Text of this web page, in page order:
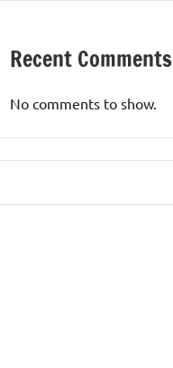
Recent Comments
No comments to show.